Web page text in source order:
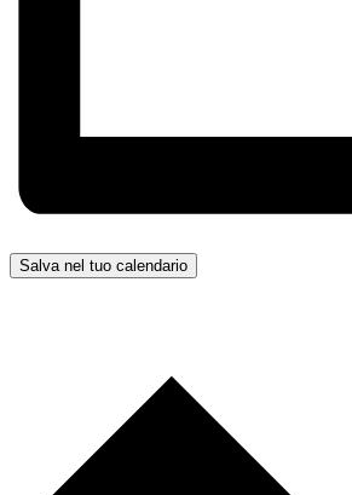
Salva nel tuo calendario